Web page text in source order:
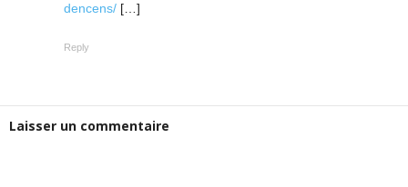
dencens/ […]
Reply
Laisser un commentaire